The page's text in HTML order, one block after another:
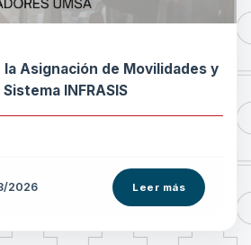
Asignación de Movilidades y
INFRASIS
2026 Leer más